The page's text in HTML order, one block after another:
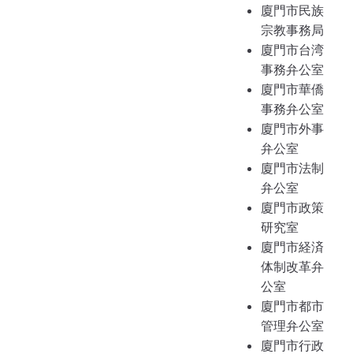
廈門市民族
宗教事務局
廈門市台湾
事務弁公室
廈門市華僑
事務弁公室
廈門市外事
弁公室
廈門市法制
弁公室
廈門市政策
研究室
廈門市経済
体制改革弁
公室
廈門市都市
管理弁公室
廈門市行政